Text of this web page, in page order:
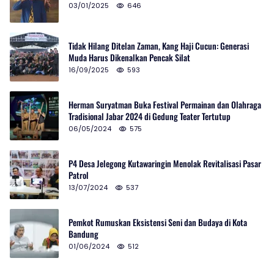
03/01/2025 646
Tidak Hilang Ditelan Zaman, Kang Haji Cucun: Generasi
Muda Harus Dikenalkan Pencak Silat
16/09/2025 593
Herman Suryatman Buka Festival Permainan dan Olahraga
Tradisional Jabar 2024 di Gedung Teater Tertutup
06/05/2024 575
P4 Desa Jelegong Kutawaringin Menolak Revitalisasi Pasar
Patrol
13/07/2024 537
Pemkot Rumuskan Eksistensi Seni dan Budaya di Kota
Bandung
01/06/2024 512